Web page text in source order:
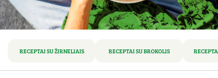
RECEPTAI SU ŽIRNELIAIS RECEPTAI SU BROKOLIS